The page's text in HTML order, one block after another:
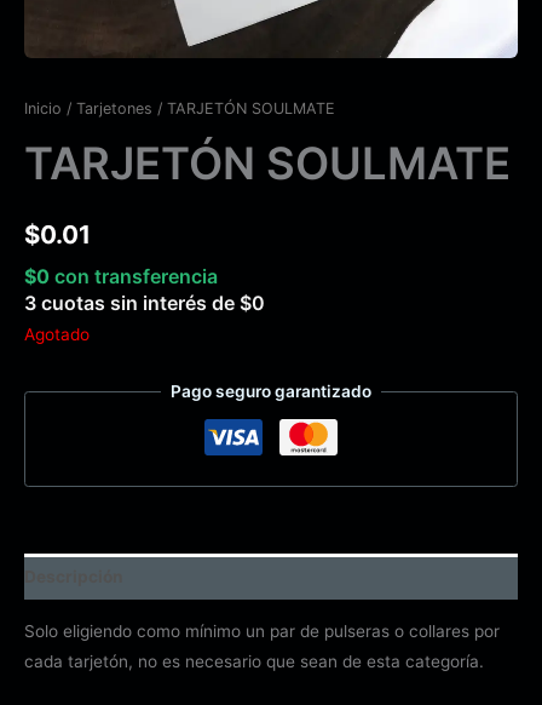
Inicio / Tarjetones / TARJETÓN SOULMATE
TARJETÓN SOULMATE
$0.01
$0 con transferencia
3 cuotas sin interés de $0
Agotado
Pago seguro garantizado
Solo eligiendo como mínimo un par de pulseras o collares por
cada tarjetón, no es necesario que sean de esta categoría.